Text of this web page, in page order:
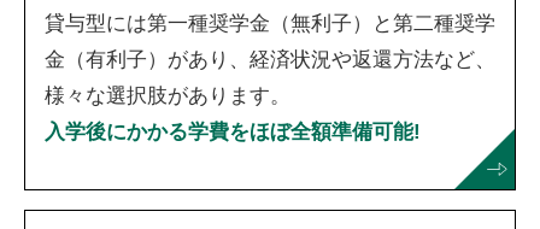
貸与型には第一種奨学金（無利子）と第二種奨学
金（有利子）があり、経済状況や返還方法など、
様々な選択肢があります。
入学後にかかる学費をほぼ全額準備可能!